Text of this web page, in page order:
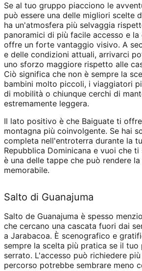
Se al tuo gruppo piacciono le
può essere una delle migliori scelte
ha un'atmosfera più selvaggia
panoramici di più facile accesso e la
offre un forte vantaggio visivo. A
e delle condizioni attuali, arrivarci
uno sforzo maggiore rispetto alle
Ciò significa che non è sempre la
bambini molto piccoli, i viaggiatori
di mobilità o chiunque cerchi di
estremamente leggera.
Il lato positivo è che Baiguate ti
montagna più coinvolgente. Se hai
completa nell'entroterra durante la
Repubblica Dominicana e vuoi che
è una delle tappe che può rendere
memorabile.
Salto di Guanajuma
Salto de Guanajuma è spesso
che cercano una cascata fuori dai
a Jarabacoa. È scenografico e
sempre la scelta più pratica se il tuo
serrato. L'accesso può richiedere
percorso potrebbe sembrare meno